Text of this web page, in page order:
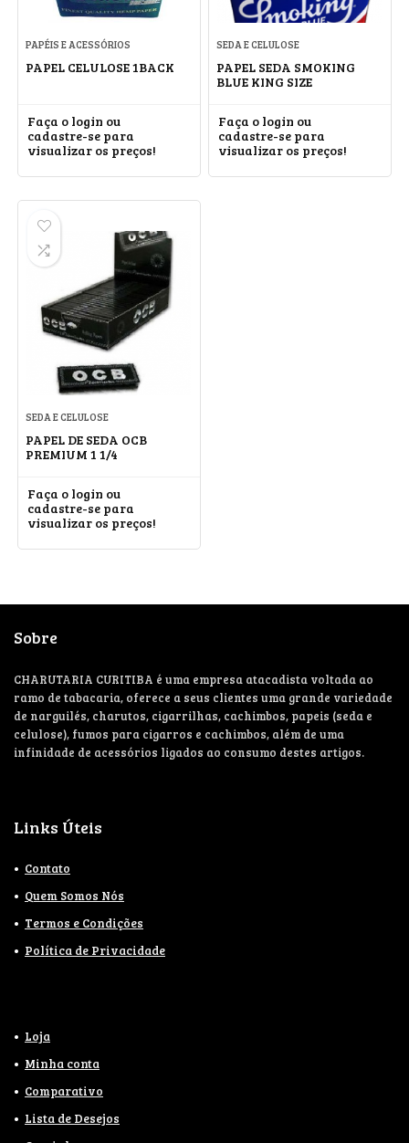
PAPÉIS E ACESSÓRIOS
PAPEL CELULOSE 1BACK
Faça o login ou
cadastre-se para
visualizar os preços!
SEDA E CELULOSE
PAPEL SEDA SMOKING
BLUE KING SIZE
Faça o login ou
cadastre-se para
visualizar os preços!
SEDA E CELULOSE
PAPEL DE SEDA OCB
PREMIUM 1 1/4
Faça o login ou
cadastre-se para
visualizar os preços!
Sobre
CHARUTARIA CURITIBA é uma empresa atacadista voltada ao
ramo de tabacaria, oferece a seus clientes uma grande variedade
de narguilés, charutos, cigarrilhas, cachimbos, papeis (seda e
celulose), fumos para cigarros e cachimbos, além de uma
infinidade de acessórios ligados ao consumo destes artigos.
Links Úteis
Contato
Quem Somos Nós
Termos e Condições
Política de Privacidade
Loja
Minha conta
Comparativo
Lista de Desejos